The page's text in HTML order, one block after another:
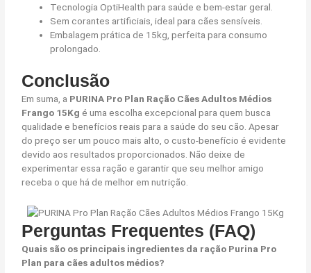
Tecnologia OptiHealth para saúde e bem-estar geral.
Sem corantes artificiais, ideal para cães sensíveis.
Embalagem prática de 15kg, perfeita para consumo
prolongado.
Conclusão
Em suma, a PURINA Pro Plan Ração Cães Adultos Médios
Frango 15Kg é uma escolha excepcional para quem busca
qualidade e benefícios reais para a saúde do seu cão. Apesar
do preço ser um pouco mais alto, o custo-benefício é evidente
devido aos resultados proporcionados. Não deixe de
experimentar essa ração e garantir que seu melhor amigo
receba o que há de melhor em nutrição.
Perguntas Frequentes (FAQ)
Quais são os principais ingredientes da ração Purina Pro
Plan para cães adultos médios?